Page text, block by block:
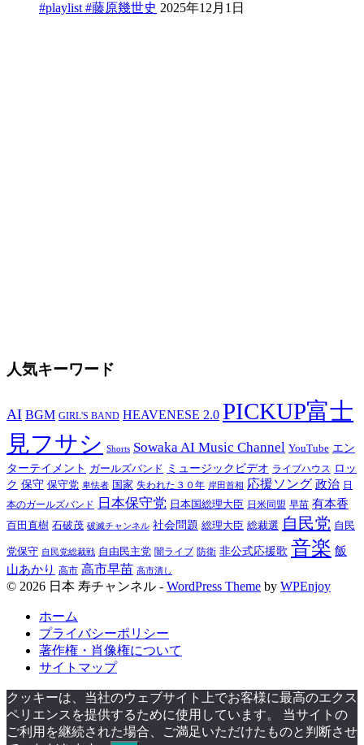
#playlist #藤原幾世史 2025年12月1日
人気キーワード
AI BGM GIRL'S BAND HEAVENESE 2.0 PICKUP富士
見フサシ Shorts Sowaka AI Music Channel YouTube エン
ターテイメント ガールズバンド ミュージックビデオ ライブハウス ロッ
ク 保守 保守党 卑怯者 国家 失われた３０年 岸田首相 応援ソング 政治 日
本のガールズバンド
日本保守党 日本国総理大臣 日米同盟 早苗 有本香
百田直樹 石破茂 破滅チャンネル 社会問題 総理大臣 総裁選 自民党 自民
党保守 自民党総裁戦 自由民主党 闇ライブ 防衛 非公式応援歌 音楽 飯
山あかり 高市 高市早苗 高市潰し
© 2026 日本 寿チャンネル - WordPress Theme by WPEnjoy
ホーム
プライバシーポリシー
著作権・肖像権について
サイトマップ
クッキーは、当社のウェブサイト上でお客様に最高のエクス
ペリエンスを提供するために使用しています。 当サイトの
ご利用を継続された場合、ご満足いただけたものと判断させ